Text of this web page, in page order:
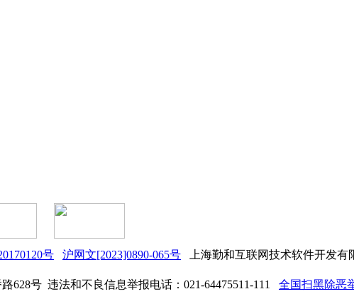
号 沪网文[2023]0890-065号 上海勤和互联网技术软件开发有
628号 违法和不良信息举报电话：021-64475511-111 全国扫黑除恶